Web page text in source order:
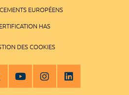
EUROPÉENS
HAS
DES COOKIES